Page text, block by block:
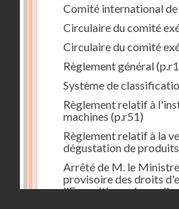
Comité international de
Circulaire du comité
Circulaire du comité
Règlement général
Système de
Règlement relatif à
machines (p.r51)
Règlement relatif à la
dégustation de
Arrêté de M. le
provisoire des droits
l'Exposition universelle